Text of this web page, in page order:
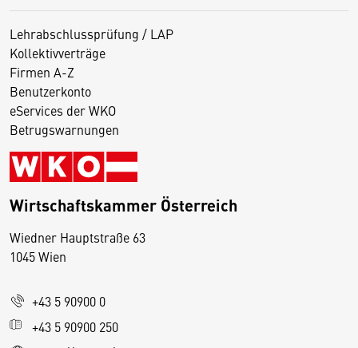
Lehrabschlussprüfung / LAP
Kollektivverträge
Firmen A-Z
Benutzerkonto
eServices der WKO
Betrugswarnungen
Wirtschaftskammer Österreich
Wiedner Hauptstraße 63
1045 Wien
+43 5 90900 0
+43 5 90900 250
D
s
e